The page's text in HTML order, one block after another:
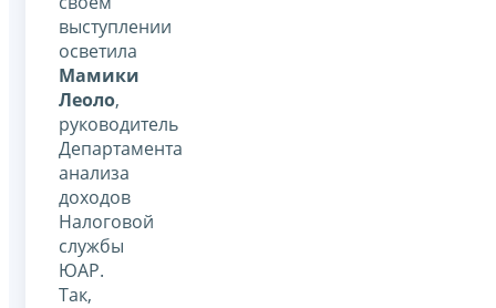
выступлении
осветила
Мамики
Леоло,
руководитель
Департамента
анализа
доходов
Налоговой
службы
ЮАР.
Так,